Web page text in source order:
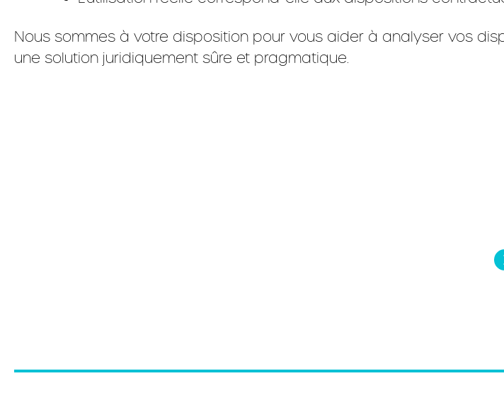
Nous sommes à votre disposition pour vous aider à analyser vos
une solution juridiquement sûre et pragmatique.